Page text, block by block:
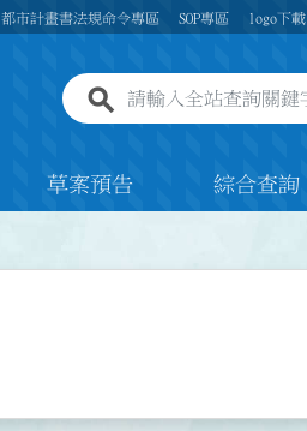
都市計畫書法規命令專區 SOP專區 logo下載
全站查詢關鍵字欄位
草案預告 綜合查詢